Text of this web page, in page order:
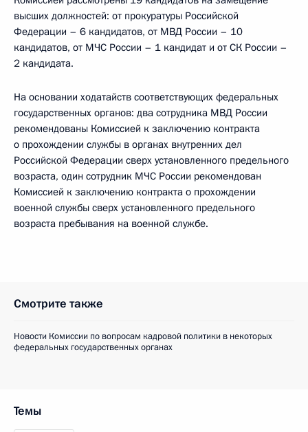
высших должностей: от прокуратуры Российской
Федерации – 6 кандидатов, от МВД России – 10
кандидатов, от МЧС России – 1 кандидат и от СК России –
2 кандидата.
На основании ходатайств соответствующих федеральных
государственных органов: два сотрудника МВД России
рекомендованы Комиссией к заключению контракта
о прохождении службы в органах внутренних дел
Российской Федерации сверх установленного предельного
возраста, один сотрудник МЧС России рекомендован
Комиссией к заключению контракта о прохождении
военной службы сверх установленного предельного
возраста пребывания на военной службе.
Смотрите также
Новости Комиссии по вопросам кадровой политики в некоторых
федеральных государственных органах
Темы